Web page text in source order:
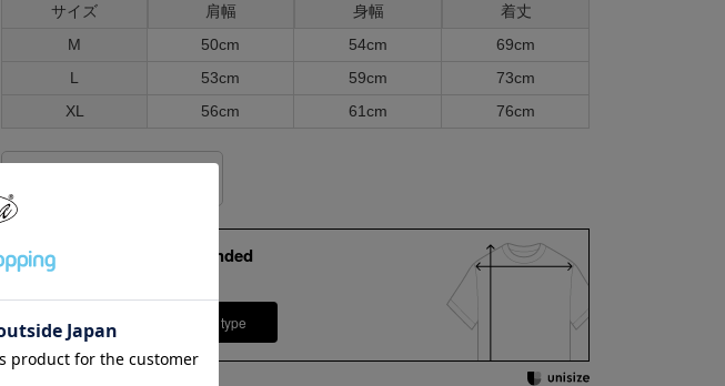
サイズ 肩幅 身幅
着丈
M
50cm 54cm
69cm
L
53cm 59cm
73cm
XL
56cm 61cm 76cm
173cm 70kgRecommended
Find out more on your body type